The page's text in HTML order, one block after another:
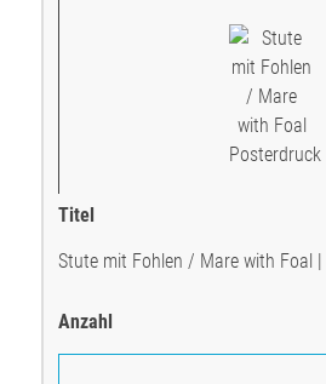
Stute mit Fohlen / Mare with Foal